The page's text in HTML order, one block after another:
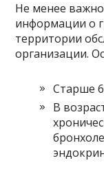
Не менее
информации о
территории
организации.
Старше
В